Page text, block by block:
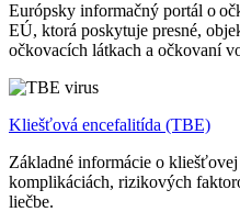
Európsky informačný portál o
EÚ, ktorá poskytuje presné,
očkovacích látkach a očkovaní
Kliešťová encefalitída (TBE)
Základné informácie o
komplikáciách, rizikových
liečbe.